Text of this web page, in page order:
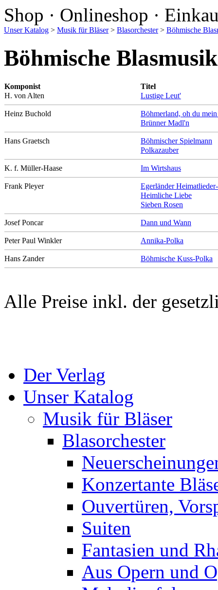
Shop · Onlineshop ·
Unser Katalog > Musik für Bläser> Blasorchester> Böhmische
Böhmische Blasmusik
Komponist
Titel
H. von Alten
Lustige Leut'
Heinz Buchold
Böhmerland, oh du
Brünner Madl'n
Hans Graetsch
Böhmischer Spielmann
Polkazauber
K. f. Müller-Haase Im Wirtshaus
Frank Pleyer
Egerländer
Heimliche Liebe
Sieben Rosen
Josef Poncar Dann und Wann
Peter Paul Winkler Annika-Polka
Hans Zander Böhmische Kuss-Polka
Alle Preise inkl. der
Der Verlag
Unser Katalog
Musik für Bläser
Blasorchester
Konzertante
Ouvertüren,